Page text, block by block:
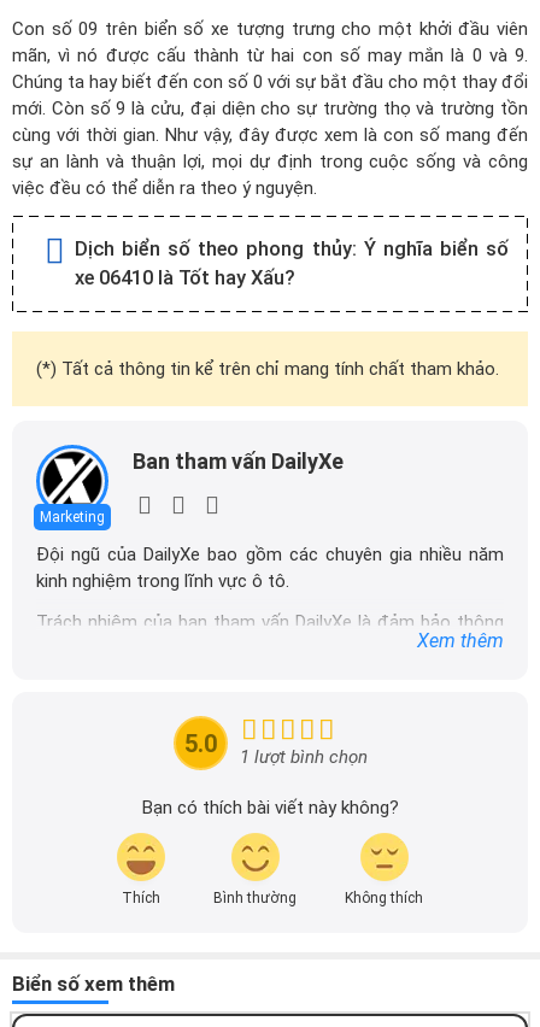
Con số 09 trên biển số xe tượng trưng cho một khởi đầu viên
mãn, vì nó được cấu thành từ hai con số may mắn là 0 và 9.
Chúng ta hay biết đến con số 0 với sự bắt đầu cho một thay đổi
mới. Còn số 9 là cửu, đại diện cho sự trường thọ và trường tồn
cùng với thời gian. Như vậy, đây được xem là con số mang đến
sự an lành và thuận lợi, mọi dự định trong cuộc sống và công
việc đều có thể diễn ra theo ý nguyện.
Dịch biển số theo phong thủy: Ý nghĩa biển số
xe 06410 là Tốt hay Xấu?
(*) Tất cả thông tin kể trên chỉ mang tính chất tham khảo.
Marketing
Ban tham vấn DailyXe
Đội ngũ của DailyXe bao gồm các chuyên gia nhiều năm
kinh nghiệm trong lĩnh vực ô tô.
Trách nhiệm của ban tham vấn DailyXe là đảm bảo thông
tin chính xác được đăng tải trên dailyxe.com.vn, thường
tin nhanh chóng và dễ dàng hơn.
Xem thêm
5.0 1 lượt bình chọn
Bạn có thích bài viết này không?
Thích Bình thường Không thích
Biển số xem thêm